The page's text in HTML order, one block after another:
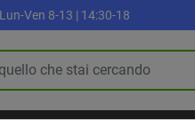
Lun-Ven 8-13 | 14:30-18